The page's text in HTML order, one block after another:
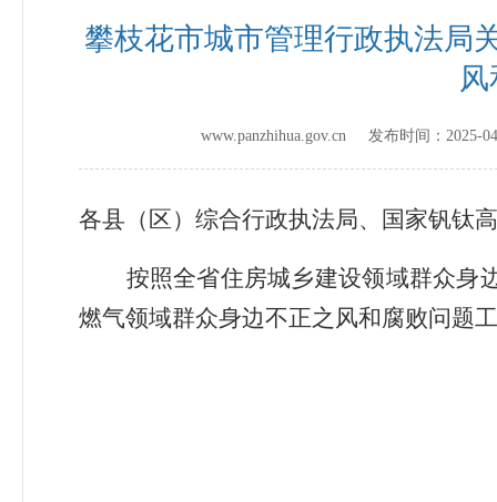
攀枝花市城市管理行政执法局
www.panzhihua.gov.cn 发布时间： 2025-
各县（区）综合行政执法局、 国家钒钛
按照全省住房城乡建设领域群众身
燃气领域群众身边不正之风和腐败问题